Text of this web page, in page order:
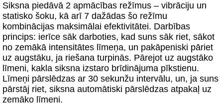
Siksna piedāvā 2 apmācības režīmus – vibrāciju un
statisko šoku, kā arī 7 dažādas šo režīmu
kombinācijas maksimālai efektivitātei. Darbības
princips: ierīce sāk darboties, kad suns sāk riet, sākot
no zemākā intensitātes līmeņa, un pakāpeniski pāriet
uz augstāku, ja riešana turpinās. Pārejot uz augstāko
līmeni, kakla siksna izstaro brīdinājuma pīkstienu.
Līmeņi pārslēdzas ar 30 sekunžu intervālu, un, ja suns
pārstāj riet, siksna automātiski pārslēdzas atpakaļ uz
zemāko līmeni.